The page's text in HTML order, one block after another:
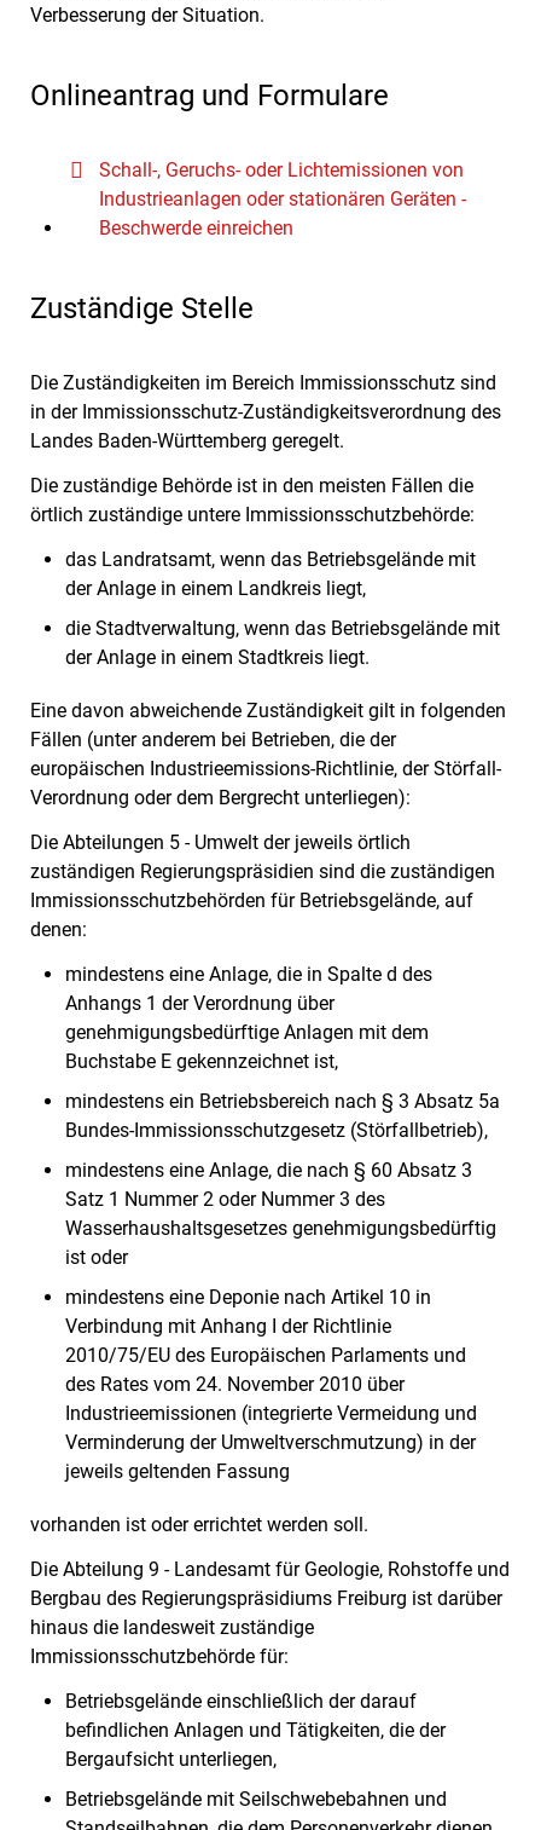
Verbesserung der Situation.
Onlineantrag und Formulare
Schall-, Geruchs- oder Lichtemissionen von
Industrieanlagen oder stationären Geräten -
Beschwerde einreichen
Zuständige Stelle
Die Zuständigkeiten im Bereich Immissionsschutz sind
in der Immissionsschutz-Zuständigkeitsverordnung des
Landes Baden-Württemberg geregelt.
Die zuständige Behörde ist in den meisten Fällen die
örtlich zuständige untere Immissionsschutzbehörde:
das Landratsamt, wenn das Betriebsgelände mit
der Anlage in einem Landkreis liegt,
die Stadtverwaltung, wenn das Betriebsgelände mit
der Anlage in einem Stadtkreis liegt.
Eine davon abweichende Zuständigkeit gilt in folgenden
Fällen (unter anderem bei Betrieben, die der
europäischen Industrieemissions-Richtlinie, der Störfall-
Verordnung oder dem Bergrecht unterliegen):
Die Abteilungen 5 - Umwelt der jeweils örtlich
zuständigen Regierungspräsidien sind die zuständigen
Immissionsschutzbehörden für Betriebsgelände, auf
denen:
mindestens eine Anlage, die in Spalte d des
Anhangs 1 der Verordnung über
genehmigungsbedürftige Anlagen mit dem
Buchstabe E gekennzeichnet ist,
mindestens ein Betriebsbereich nach § 3 Absatz 5a
Bundes-Immissionsschutzgesetz (Störfallbetrieb),
mindestens eine Anlage, die nach § 60 Absatz 3
Satz 1 Nummer 2 oder Nummer 3 des
Wasserhaushaltsgesetzes genehmigungsbedürftig
ist oder
mindestens eine Deponie nach Artikel 10 in
Verbindung mit Anhang I der Richtlinie
2010/75/EU des Europäischen Parlaments und
des Rates vom 24. November 2010 über
Industrieemissionen (integrierte Vermeidung und
Verminderung der Umweltverschmutzung) in der
jeweils geltenden Fassung
vorhanden ist oder errichtet werden soll.
Die Abteilung 9 - Landesamt für Geologie, Rohstoffe und
Bergbau des Regierungspräsidiums Freiburg ist darüber
hinaus die landesweit zuständige
Immissionsschutzbehörde für:
Betriebsgelände einschließlich der darauf
befindlichen Anlagen und Tätigkeiten, die der
Bergaufsicht unterliegen,
Betriebsgelände mit Seilschwebebahnen und